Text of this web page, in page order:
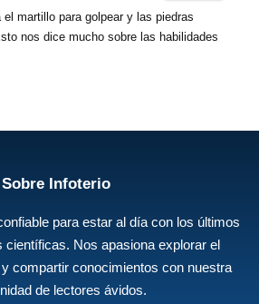
martillo para golpear y las piedras
nos dice mucho sobre las habilidades
Sobre Infoterio
para estar al día con los últimos
científicas. Nos apasiona explorar el
compartir conocimientos con nuestra
de lectores ávidos.